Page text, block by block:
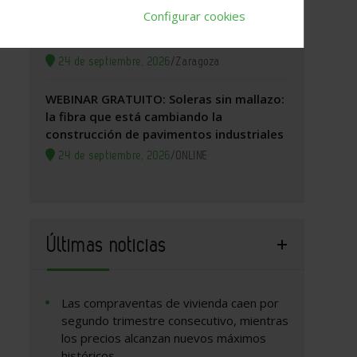
Zaragoza, 2026. Jornada Arquitectura y
24 de septiembre, 2026/Zaragoza
WEBINAR GRATUITO: Soleras sin mallazo:
la fibra que está cambiando la
construcción de pavimentos industriales
24 de septiembre, 2026/ONLINE
Últimas noticias
Las compraventas de vivienda caen por
segundo trimestre consecutivo, mientras
los precios alcanzan nuevos máximos
Configurar cookies